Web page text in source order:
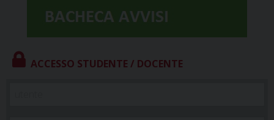
ACCESSO STUDENTE / DOCENTE